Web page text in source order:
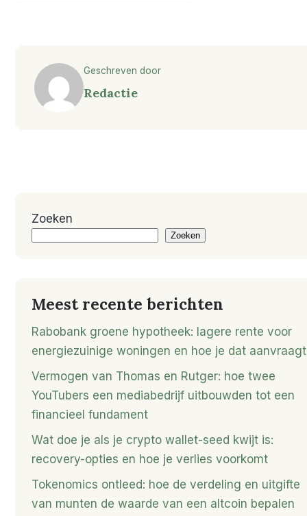
Geschreven door
Redactie
Zoeken
Zoeken
Meest recente berichten
Rabobank groene hypotheek: lagere rente voor
energiezuinige woningen en hoe je dat aanvraagt
Vermogen van Thomas en Rutger: hoe twee
YouTubers een mediabedrijf uitbouwden tot een
financieel fundament
Wat doe je als je crypto wallet-seed kwijt is:
recovery-opties en hoe je verlies voorkomt
Tokenomics ontleed: hoe de verdeling en uitgifte
van munten de waarde van een altcoin bepalen